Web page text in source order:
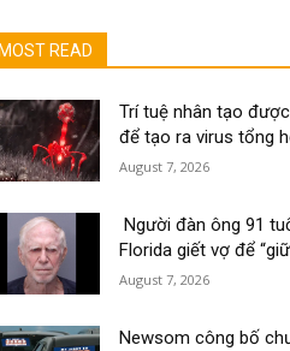
MOST READ
Trí tuệ nhân tạo
để tạo ra virus tổng
August 7, 2026
Người đàn ông 91
Florida giết vợ để
August 7, 2026
Newsom công bố